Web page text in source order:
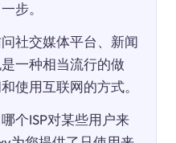
步。
社交媒体平台、新闻
一种相当流行的做
使用互联网的方式。
个ISP对某些用户来